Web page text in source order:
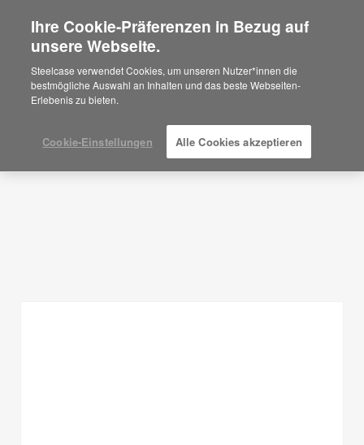
Are you in United States?
Would you like to see Products we sell in
your region?
Americas
Español
Planungsideen
Ihre Cookie-Präferenzen in Bezug auf
unsere Webseite.
Steelcase verwendet Cookies, um unseren Nutzer*innen die
bestmögliche Auswahl an Inhalten und das beste Webseiten-
Erlebenis zu bieten.
Cookie-Einstellungen Alle Cookies akzeptieren